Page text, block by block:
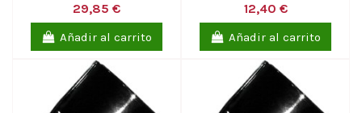
29,85 €
Añadir al carrito
12,40 €
Añadir al carrito